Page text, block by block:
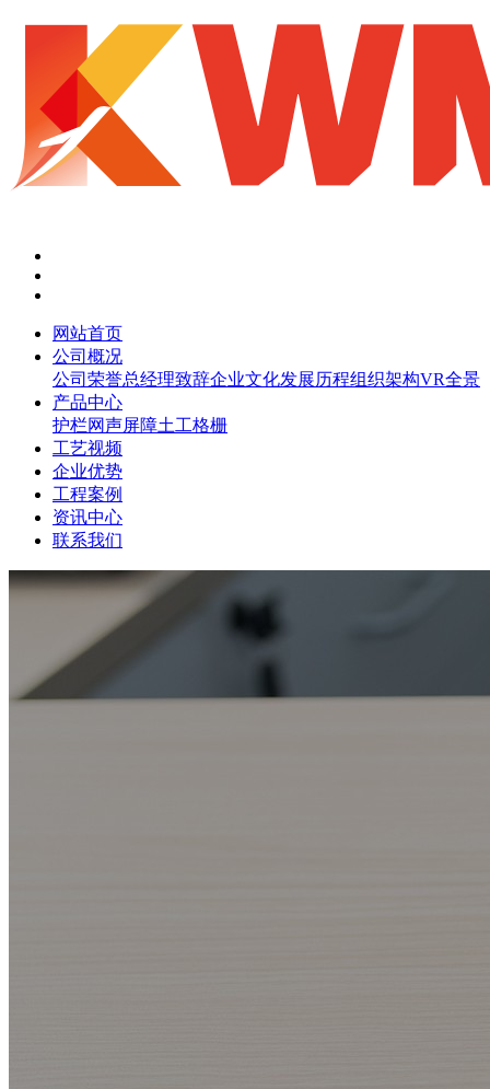
网站首页
公司概况
公司荣誉总经理致辞企业文化发展历程组织架构VR全景
产品中心
护栏网声屏障土工格栅
工艺视频
企业优势
工程案例
资讯中心
联系我们